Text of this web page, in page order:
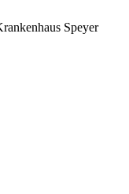
Speyer